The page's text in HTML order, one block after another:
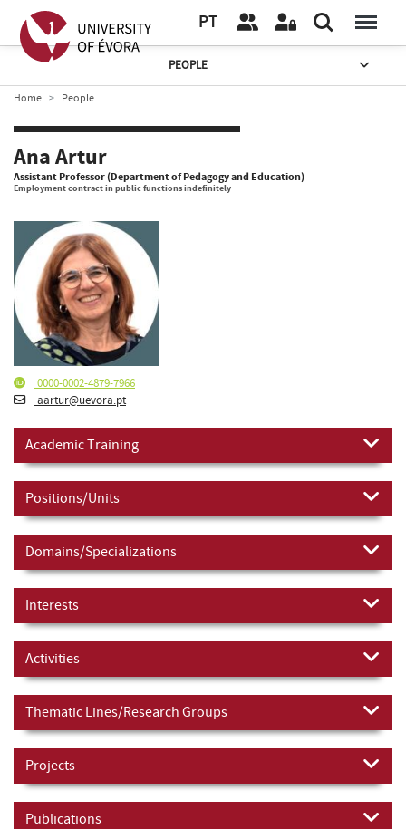
PT
PEOPLE
Home People
Ana Artur
Assistant Professor (Department of Pedagogy and Education)
Employment contract in public functions indefinitely
0000-0002-4879-7966
aartur@uevora.pt
Academic Training
Positions/Units
Domains/Specializations
Interests
Activities
Thematic Lines/Research Groups
Projects
Publications